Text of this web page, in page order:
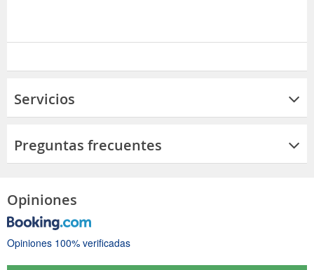
Servicios
Preguntas frecuentes
Opiniones
Opiniones 100% verificadas